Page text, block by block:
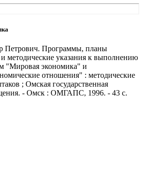
Петрович. Программы, планы
методические указания к выполнению
"Мировая экономика" и
отношения" : методические
; Омская государственная
- Омск : ОМГАПС, 1996. - 43 с.